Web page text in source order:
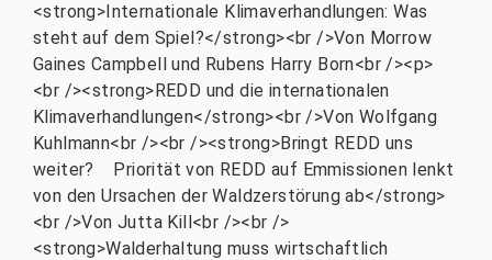
<strong>Internationale Klimaverhandlungen: Was
steht auf dem Spiel?</strong><br />Von Morrow
Gaines Campbell und Rubens Harry Born<br /><p>
<br /><strong>REDD und die internationalen
Klimaverhandlungen</strong><br />Von Wolfgang
Kuhlmann<br /><br /><strong>Bringt REDD uns
weiter? Priorität von REDD auf Emmissionen lenkt
von den Ursachen der Waldzerstörung ab</strong>
<br />Von Jutta Kill<br /><br />
<strong>Walderhaltung muss wirtschaftlich